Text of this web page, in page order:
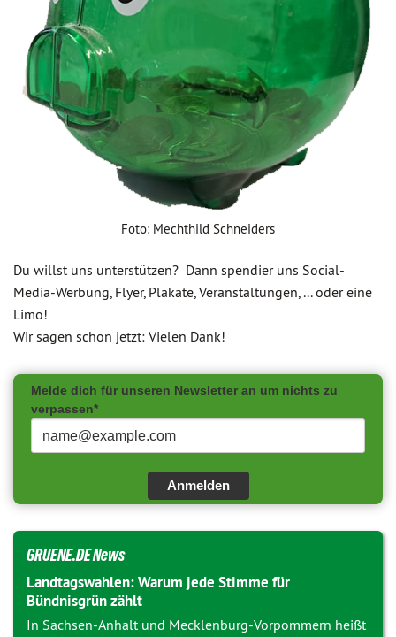
Foto: Mechthild Schneiders
Du willst uns unterstützen? Dann spendier uns Social-
Media-Werbung, Flyer, Plakate, Veranstaltungen, ... oder eine
Limo!
Wir sagen schon jetzt: Vielen Dank!
Melde dich für unseren Newsletter an um nichts zu
verpassen*
Anmelden
GRUENE.DE News
Landtagswahlen: Warum jede Stimme für
Bündnisgrün zählt
In Sachsen-Anhalt und Mecklenburg-Vorpommern heißt